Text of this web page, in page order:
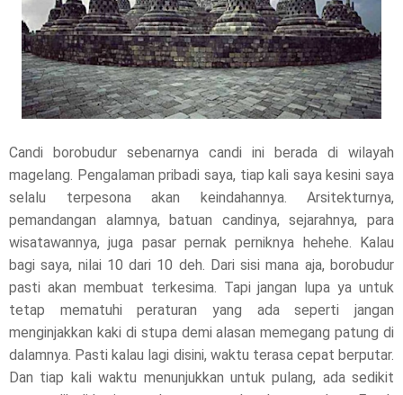
Candi borobudur sebenarnya candi ini berada di wilayah
magelang. Pengalaman pribadi saya, tiap kali saya kesini saya
selalu terpesona akan keindahannya. Arsitekturnya,
pemandangan alamnya, batuan candinya, sejarahnya, para
wisatawannya, juga pasar pernak perniknya hehehe. Kalau
bagi saya, nilai 10 dari 10 deh. Dari sisi mana aja, borobudur
pasti akan membuat terkesima. Tapi jangan lupa ya untuk
tetap mematuhi peraturan yang ada seperti jangan
menginjakkan kaki di stupa demi alasan memegang patung di
dalamnya. Pasti kalau lagi disini, waktu terasa cepat berputar.
Dan tiap kali waktu menunjukkan untuk pulang, ada sedikit